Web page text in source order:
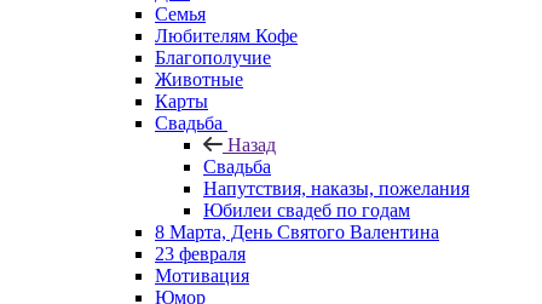
Семья
Любителям Кофе
Благополучие
Животные
Карты
Свадьба
Назад
Свадьба
Напутствия, наказы, пожелания
Юбилеи свадеб по годам
8 Марта, День Святого Валентина
23 февраля
Мотивация
Юмор